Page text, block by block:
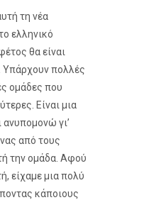
τη νέα
ελληνικό
θα είναι
Υπάρχουν πολλές
ομάδες που
Είναι μια
γι’
από τους
την ομάδα. Αφού
είχαμε μια πολύ
κάποιους